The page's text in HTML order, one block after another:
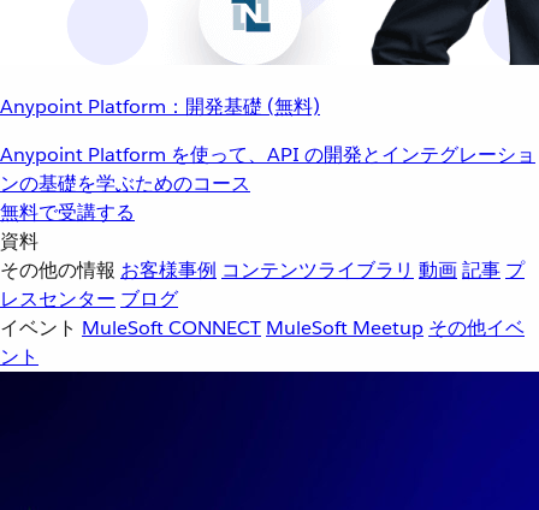
Anypoint Platform：開発基礎 (無料)
Anypoint Platform を使って、API の開発とインテグレーショ
ンの基礎を学ぶためのコース
無料で受講する
資料
その他の情報 お客様事例 コンテンツライブラリ 動画記事 プ
レスセンター ブログ
イベント MuleSoft CONNECT MuleSoft Meetup その他イベ
ント